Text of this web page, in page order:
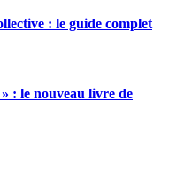
: le guide complet
: le nouveau livre de